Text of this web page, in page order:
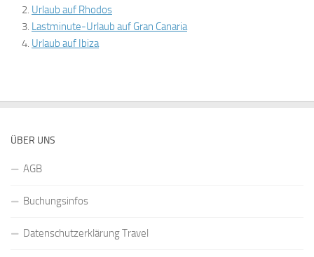
Urlaub auf Rhodos
Lastminute-Urlaub auf Gran Canaria
Urlaub auf Ibiza
ÜBER UNS
AGB
Buchungsinfos
Datenschutzerklärung Travel